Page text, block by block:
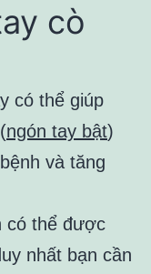
cò
có thể giúp
ngón tay bật)
và tăng
có thể được
nhất bạn cần